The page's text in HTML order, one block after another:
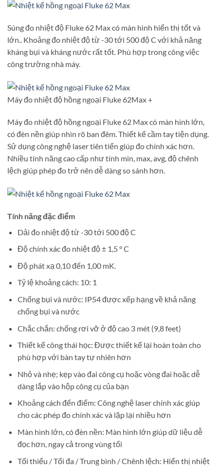
Súng đo nhiệt độ Fluke 62 Max có màn hình hiển thị tốt và
lớn.. Khoảng đo nhiệt độ từ -30 tới 500 độ C với khả năng
kháng bụi và kháng nước rất tốt. Phù hợp trong công việc
công trường nhà máy.
Máy đo nhiệt độ hồng ngoại Fluke 62Max +
Máy đo nhiệt độ hồng ngoại Fluke 62 Max có màn hình lớn,
có đèn nền giúp nhìn rõ ban đêm. Thiết kế cầm tay tiện dụng.
Sử dụng công nghệ laser tiên tiến giúp đo chính xác hơn.
Nhiều tính năng cao cấp như tính min, max, avg, độ chênh
lệch giúp phép đo trở nên dễ dàng so sánh hơn.
Tính năng đặc điểm
Dải đo nhiệt độ từ -30 tới 500 độ C
Độ chính xác đo nhiệt độ ± 1,5 ° C
Độ phát xạ 0,10 đến 1,00 mK.
Tỷ lệ khoảng cách: 10: 1
Chống bụi và nước: IP54 được xếp hạng về khả năng
chống bụi và nước
Chắc chắn: chống rơi vỡ ở độ cao 3 mét (9,8 feet)
Thiết kế công thái học: Được thiết kế lại hoàn toàn cho
phù hợp với bàn tay tự nhiên hơn
Nhỏ và nhẹ; kẹp vào đai công cụ hoặc vòng đai hoặc dễ
dàng lắp vào hộp công cụ của bạn
Khoảng cách đến điểm: Công nghệ laser chính xác giúp
cho các phép đo chính xác và lặp lại nhiều hơn
Màn hình lớn, có đèn nền: Màn hình lớn giúp dữ liệu dễ
đọc hơn, ngay cả trong vùng tối
Tối thiểu / Tối đa / Trung bình / Chênh lệch: Hiển thị nhiệt